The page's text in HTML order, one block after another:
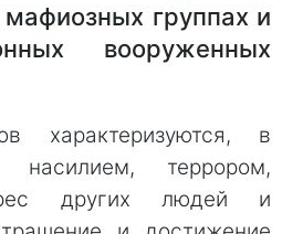
группах и
вооруженных
характеризуются, в
насилием, террором,
других людей и